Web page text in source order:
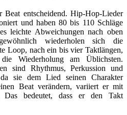
entscheidend. Hip-Hop-Lieder
und haben 80 bis 110 Schläge
leichte Abweichungen nach oben
wiederholen sich die
Loop, nach ein bis vier Taktlängen,
Wiederholung am Üblichsten.
sind Rhythmus, Perkussion und
sie dem Lied seinen Charakter
Beat verändern, variiert er mit
bedeutet, dass er den Takt